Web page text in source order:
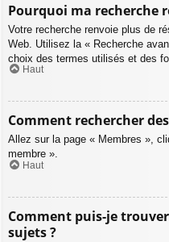
Pourquoi ma recherche
Votre recherche renvoie plus de
Web. Utilisez la « Recherche
choix des termes utilisés et des
Haut
Comment rechercher
Allez sur la page « Membres »,
membre ».
Haut
Comment puis-je
sujets ?